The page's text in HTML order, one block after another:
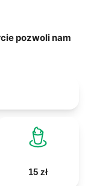
pozwoli nam
15 zł